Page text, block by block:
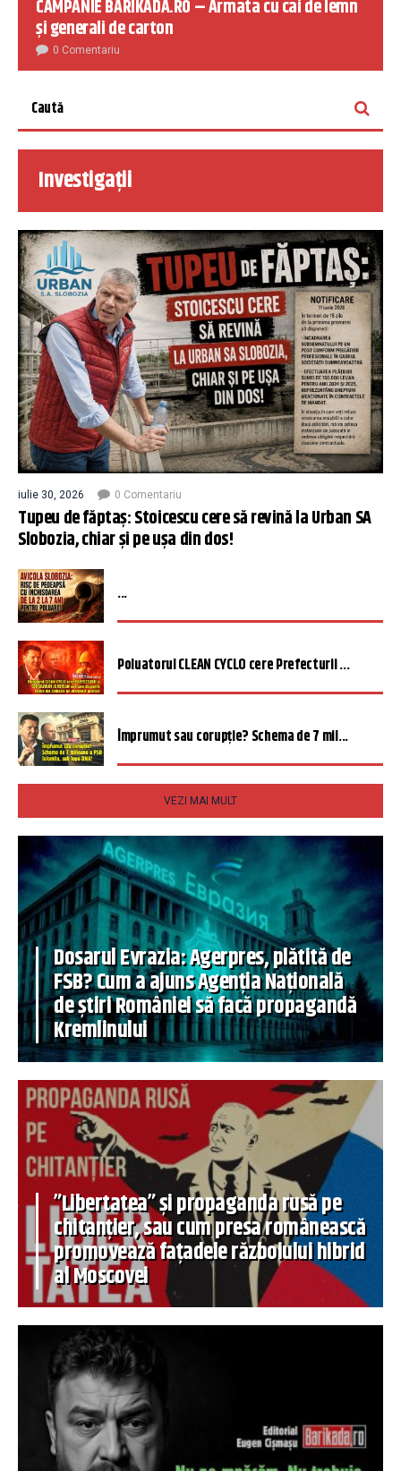
CAMPANIE BARIKADA.RO – Armata cu cai de lemn
și generali de carton
0 Comentariu
Investigații
iulie 30, 2026 0 Comentariu
Tupeu de făptaș: Stoicescu cere să revină la Urban SA
Slobozia, chiar și pe ușa din dos!
...
Poluatorul CLEAN CYCLO cere Prefecturii ...
Împrumut sau corupție? Schema de 7 mil...
VEZI MAI MULT
Dosarul Evrazia: Agerpres, plătită de
FSB? Cum a ajuns Agenția Națională
de știri României să facă propagandă
Kremlinului
”Libertatea” și propaganda rusă pe
chitanțier, sau cum presa românească
promovează fațadele războiului hibrid
al Moscovei